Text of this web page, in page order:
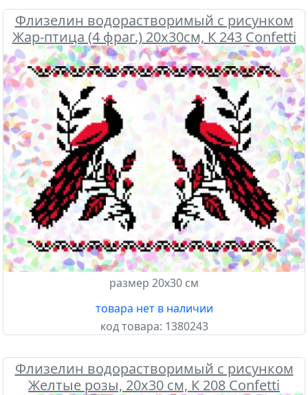
Флизелин водорастворимый с рисунком
Жар-птица (4 фраг.) 20х30см, К 243 Confetti
размер 20х30 см
товара нет в наличии
код товара: 1380243
Флизелин водорастворимый с рисунком
Желтые розы, 20х30 см, К 208 Confetti